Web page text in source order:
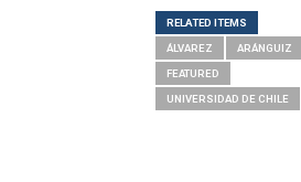
RELATED ITEMS
ÁLVAREZ ARÁNGUIZ
FEATURED
UNIVERSIDAD DE CHILE